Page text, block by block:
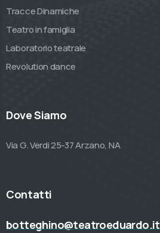
Tracce Dinamiche
Teatro in famiglia
Laboratorio teatrale
Revolution dance
Dove Siamo
Via G. Verdi 25-37 Arzano, NA
Contatti
botteghino@teatroeduardo.it